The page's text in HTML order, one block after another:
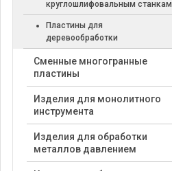
круглошлифовальным станкам
Пластины для
деревообработки
Cменные многогранные
пластины
Изделия для монолитного
инструмента
Изделия для обработки
металлов давлением